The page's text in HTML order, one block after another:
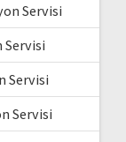
Servisi
Servisi
Servisi
Servisi